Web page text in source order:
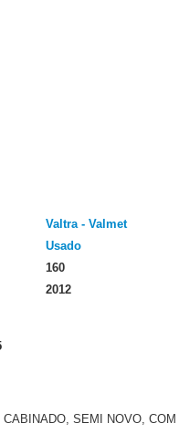
Valtra - Valmet
Usado
160
2012
CABINADO, SEMI NOVO,